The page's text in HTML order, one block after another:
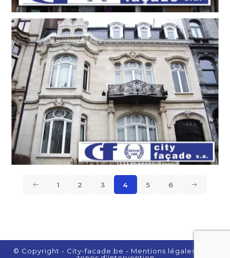
1 2 3 4 5 6
© Copyright - City-facade.be - Mentions légales